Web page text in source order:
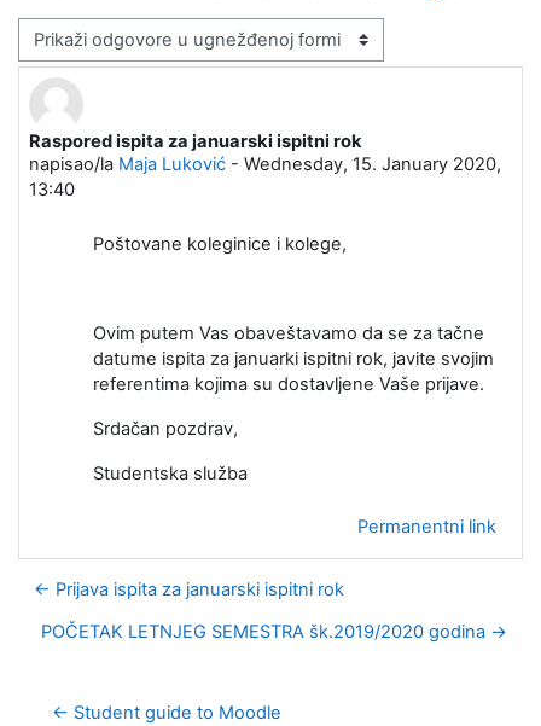
Način prikazivanja
Raspored ispita za januarski ispitni rok
napisao/la Maja Luković - Wednesday, 15. January 2020,
13:40
Broj odgovora: 0
Poštovane koleginice i kolege,
Ovim putem Vas obaveštavamo da se za tačne
datume ispita za januarki ispitni rok, javite svojim
referentima kojima su dostavljene Vaše prijave.
Srdačan pozdrav,
Studentska služba
Permanentni link
← Prijava ispita za januarski ispitni rok
POČETAK LETNJEG SEMESTRA šk.2019/2020 godina →
← Student guide to Moodle